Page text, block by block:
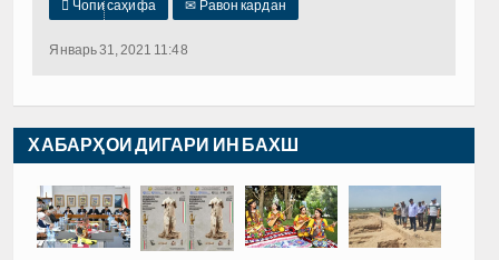
 Чопи саҳифа ✉ Равон кардан
Январь 31, 2021 11:48
ХАБАРҲОИ ДИГАРИ ИН БАХШ